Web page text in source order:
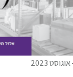
אוגוסט 2023